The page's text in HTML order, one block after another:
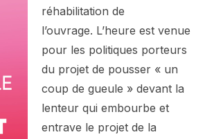
réhabilitation de
l’ouvrage. L’heure est venue
pour les politiques porteurs
du projet de pousser « un
coup de gueule » devant la
lenteur qui embourbe et
entrave le projet de la